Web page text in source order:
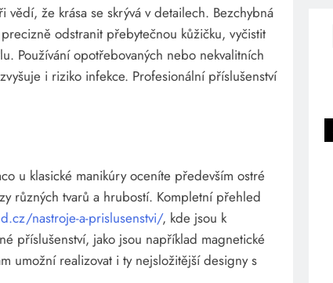
že krása se skrývá v detailech. Bezchybná
odstranit přebytečnou kůžičku, vyčistit
Používání opotřebovaných nebo nekvalitních
i riziko infekce. Profesionální příslušenství
u klasické manikúry oceníte především ostré
různých tvarů a hrubostí. Kompletní přehled
nastroje-a-prislusenstvi/, kde jsou k
příslušenství, jako jsou například magnetické
umožní realizovat i ty nejsložitější designy s